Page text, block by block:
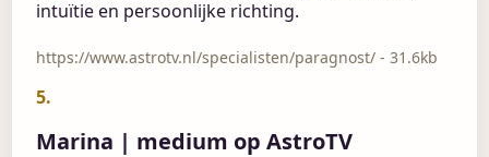
intuïtie en persoonlijke richting.
https://www.astrotv.nl/specialisten/paragnost/ - 31.6kb
5.
Marina | medium op AstroTV